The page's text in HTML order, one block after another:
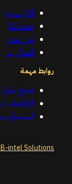
الرئيسية
خدماتنا
من نحن
اتصل بنا
روابط مهمة
قطع غيار
الرافعات
استشارة
B-intel Solutions